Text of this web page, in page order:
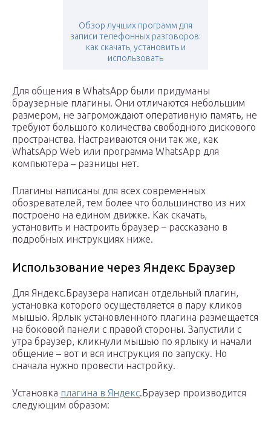
Обзор лучших программ для
записи телефонных разговоров:
как скачать, установить и
использовать
Для общения в WhatsApp были придуманы
браузерные плагины. Они отличаются небольшим
размером, не загромождают оперативную память, не
требуют большого количества свободного дискового
пространства. Настраиваются они так же, как
WhatsApp Web или программа WhatsApp для
компьютера – разницы нет.
Плагины написаны для всех современных
обозревателей, тем более что большинство из них
построено на едином движке. Как скачать,
установить и настроить браузер – рассказано в
подробных инструкциях ниже.
Использование через Яндекс Браузер
Для Яндекс.Браузера написан отдельный плагин,
установка которого осуществляется в пару кликов
мышью. Ярлык установленного плагина размещается
на боковой панели с правой стороны. Запустили с
утра браузер, кликнули мышью по ярлыку и начали
общение – вот и вся инструкция по запуску. Но
сначала нужно провести настройку.
Установка плагина в Яндекс.Браузер производится
следующим образом: